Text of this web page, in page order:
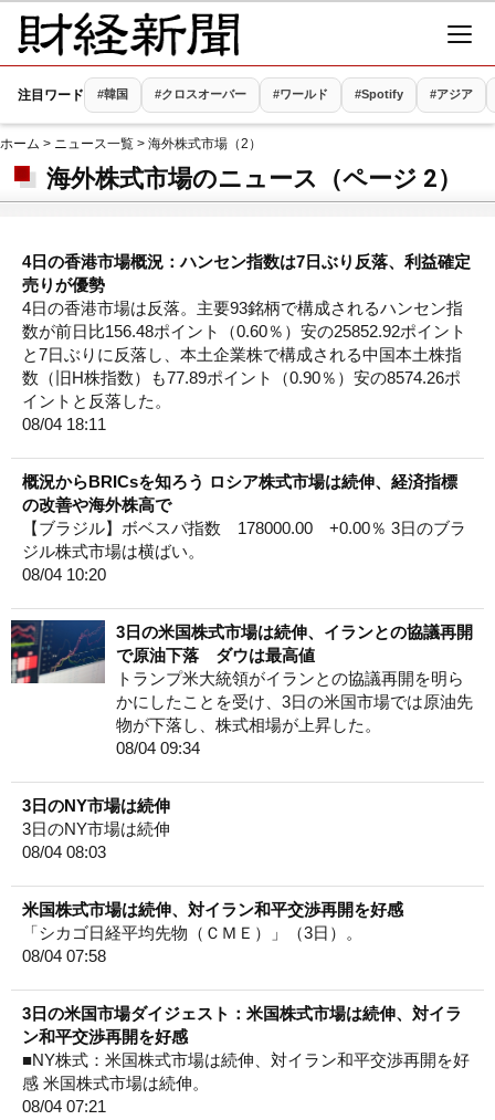
注目ワード #韓国 #クロスオーバー #ワールド #Spotify #アジア
ホーム > ニュース一覧 > 海外株式市場（2）
海外株式市場のニュース（ページ 2）
4日の香港市場概況：ハンセン指数は7日ぶり反落、利益確定
売りが優勢
4日の香港市場は反落。主要93銘柄で構成されるハンセン指
数が前日比156.48ポイント（0.60％）安の25852.92ポイント
と7日ぶりに反落し、本土企業株で構成される中国本土株指
数（旧H株指数）も77.89ポイント（0.90％）安の8574.26ポ
イントと反落した。
08/04 18:11
概況からBRICsを知ろう ロシア株式市場は続伸、経済指標
の改善や海外株高で
【ブラジル】ボベスパ指数 178000.00 +0.00％ 3日のブラ
ジル株式市場は横ばい。
08/04 10:20
3日の米国株式市場は続伸、イランとの協議再開
で原油下落 ダウは最高値
トランプ米大統領がイランとの協議再開を明ら
かにしたことを受け、3日の米国市場では原油先
物が下落し、株式相場が上昇した。
08/04 09:34
3日のNY市場は続伸
3日のNY市場は続伸
08/04 08:03
米国株式市場は続伸、対イラン和平交渉再開を好感
「シカゴ日経平均先物（ＣＭＥ）」（3日）。
08/04 07:58
3日の米国市場ダイジェスト：米国株式市場は続伸、対イラ
ン和平交渉再開を好感
■NY株式：米国株式市場は続伸、対イラン和平交渉再開を好
感 米国株式市場は続伸。
08/04 07:21